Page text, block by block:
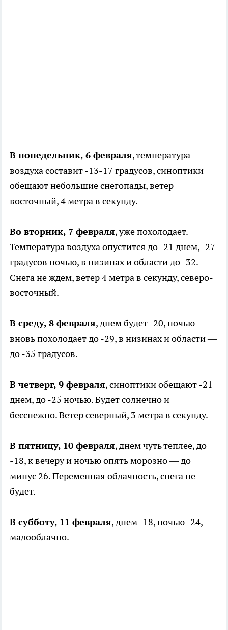
В понедельник, 6 февраля, температура
воздуха составит -13-17 градусов, синоптики
обещают небольшие снегопады, ветер
восточный, 4 метра в секунду.
Во вторник, 7 февраля, уже похолодает.
Температура воздуха опустится до -21 днем, -27
градусов ночью, в низинах и области до -32.
Снега не ждем, ветер 4 метра в секунду, северо-
восточный.
В среду, 8 февраля, днем будет -20, ночью
вновь похолодает до -29, в низинах и области —
до -35 градусов.
В четверг, 9 февраля, синоптики обещают -21
днем, до -25 ночью. Будет солнечно и
бесснежно. Ветер северный, 3 метра в секунду.
В пятницу, 10 февраля, днем чуть теплее, до
-18, к вечеру и ночью опять морозно — до
минус 26. Переменная облачность, снега не
будет.
В субботу, 11 февраля, днем -18, ночью -24,
малооблачно.